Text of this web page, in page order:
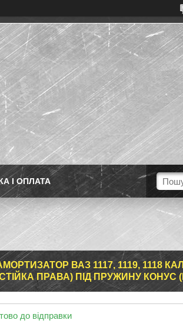
І ОПЛАТА
ВАЗ 1117, 1119, 1118
ПРАВА) ПІД ПРУЖИНУ КОНУС
до відправки